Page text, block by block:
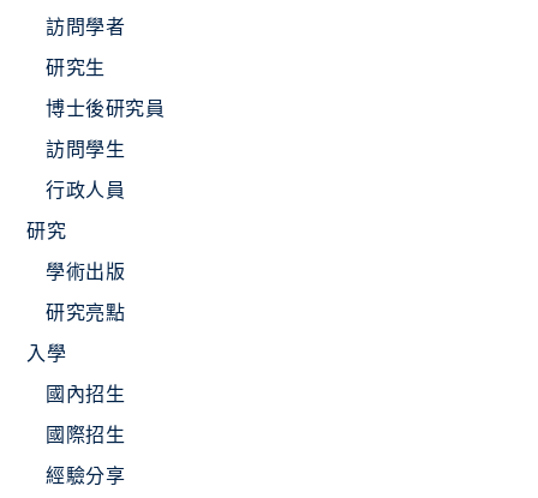
訪問學者
研究生
博士後研究員
訪問學生
行政人員
研究
學術出版
研究亮點
入學
國內招生
國際招生
經驗分享